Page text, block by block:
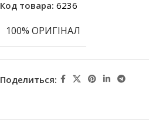
Код товара: 6236
100% ОРИГІНАЛ
Поделиться: